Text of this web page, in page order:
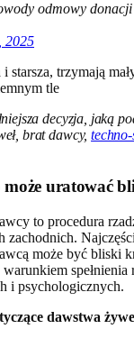
odmowy
2025
decyzja, jaką
brat dawcy,techno-
uratować
to procedura
zachodnich.
może być bliski
i psychologicznych.
dawstwa